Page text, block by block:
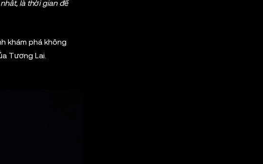
là thời gian để
khám phá không
Tương Lai.